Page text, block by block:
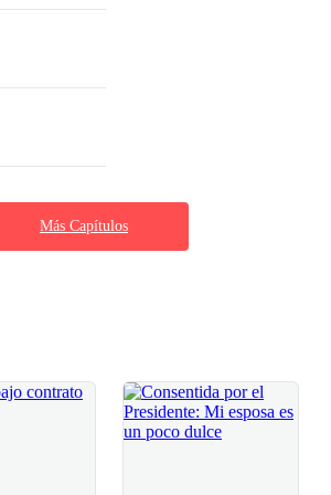
Más Capítulos